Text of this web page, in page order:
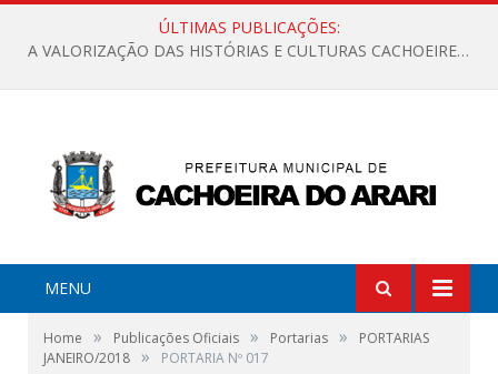
ÚLTIMAS PUBLICAÇÕES:
A VALORIZAÇÃO DAS HISTÓRIAS E CULTURAS CACHOEIRENSES
MENU
Home » Publicações Oficiais » Portarias »
PORTARIAS
JANEIRO/2018 » PORTARIA Nº 017